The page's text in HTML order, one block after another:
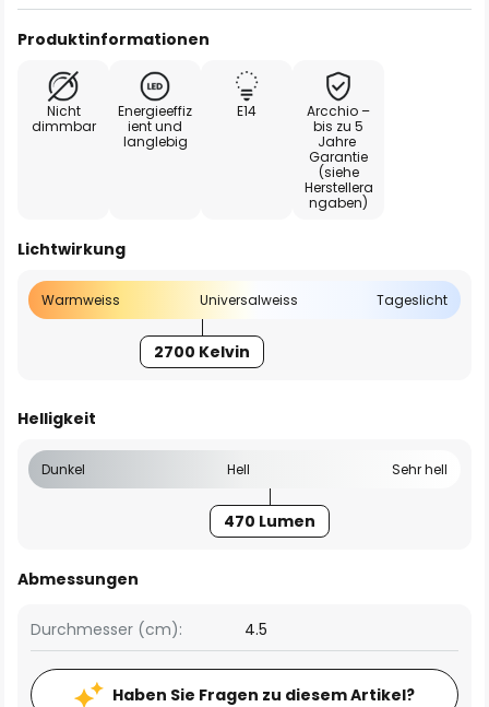
Produktinformationen
Nicht
dimmbar
Energieeffiz
ient und
langlebig
E14
Arcchio –
bis zu 5
Jahre
Garantie
(siehe
Herstellera
ngaben)
Lichtwirkung
Warmweiss Universalweiss Tageslicht
2700 Kelvin
Helligkeit
Dunkel Hell Sehr hell
470 Lumen
Abmessungen
Durchmesser (cm): 4.5
Haben Sie Fragen zu diesem Artikel?